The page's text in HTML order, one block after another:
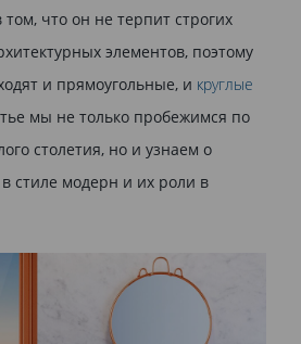
что он не терпит строгих
элементов, поэтому
и прямоугольные, и круглые
мы не только пробежимся по
столетия, но и узнаем о
стиле модерн и их роли в